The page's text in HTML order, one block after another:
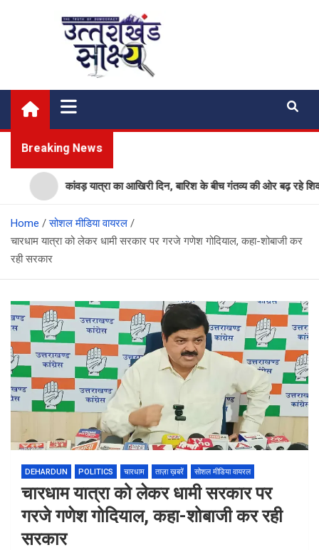
Uttarakhand Shakshya
My News Portal
Breaking News
कांवड़ यात्रा का आखिरी दिन, बारिश के बीच गंतव्य की ओर बढ़ रहे शिवभक्त
Home
सोशल मीडिया वायरल
चारधाम यात्रा को लेकर धामी सरकार पर गरजे गणेश गोदियाल, कहा-शोबाजी कर
रही सरकार
DEHARDUN POLITICS चारधाम ताज़ा ख़बरें सोशल मीडिया वायरल
चारधाम यात्रा को लेकर धामी सरकार पर
गरजे गणेश गोदियाल, कहा-शोबाजी कर रही
सरकार